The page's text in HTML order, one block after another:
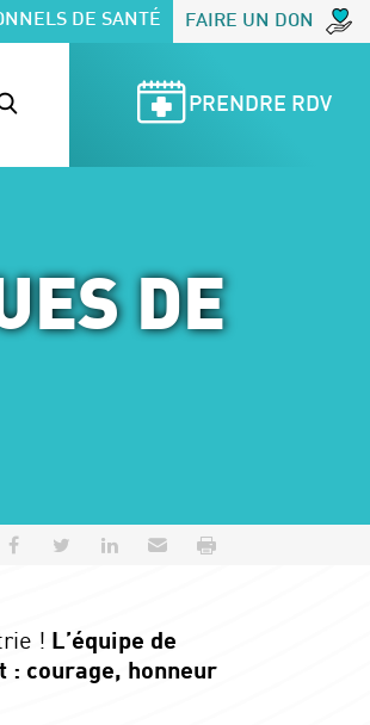
DE SANTÉ FAIRE UN DON
PRENDRE RDV
DE
Partager sur Facebook
Partager sur Twitter
Partager sur LinkedIn
Envoyer par e-mail
! L’équipe de
: courage, honneur